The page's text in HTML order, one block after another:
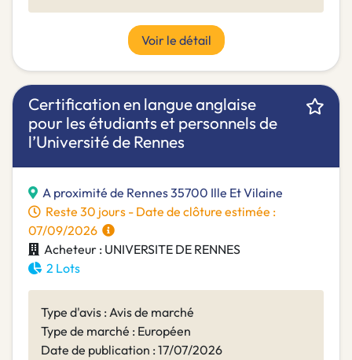
Voir le détail
Certification en langue anglaise
pour les étudiants et personnels de
l’Université de Rennes
A proximité de Rennes 35700 Ille Et Vilaine
Reste 30 jours - Date de clôture estimée :
07/09/2026
Acheteur : UNIVERSITE DE RENNES
2 Lots
Type d'avis : Avis de marché
Type de marché : Européen
Date de publication : 17/07/2026